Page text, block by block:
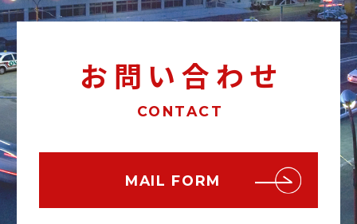
お問い合わせ
CONTACT
MAIL FORM